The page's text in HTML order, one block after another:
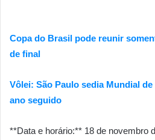
Copa do Brasil pode reunir
de final
Vôlei: São Paulo sedia Mundial
ano seguido
**Data e horário:** 18 de novembro